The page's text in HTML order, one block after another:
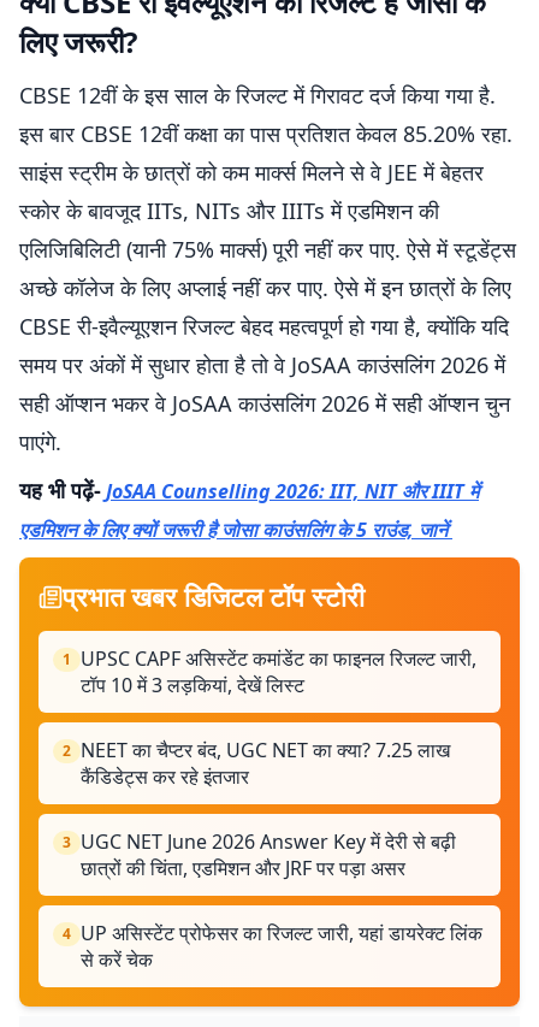
लिए जरूरी?
CBSE 12वीं के इस साल के रिजल्ट में गिरावट दर्ज किया गया है.
इस बार CBSE 12वीं कक्षा का पास प्रतिशत केवल 85.20% रहा.
साइंस स्ट्रीम के छात्रों को कम मार्क्स मिलने से वे JEE में बेहतर
स्कोर के बावजूद IITs, NITs और IIITs में एडमिशन की
एलिजिबिलिटी (यानी 75% मार्क्स) पूरी नहीं कर पाए. ऐसे में स्टूडेंट्स
अच्छे कॉलेज के लिए अप्लाई नहीं कर पाए. ऐसे में इन छात्रों के लिए
CBSE री-इवैल्यूएशन रिजल्ट बेहद महत्वपूर्ण हो गया है, क्योंकि यदि
समय पर अंकों में सुधार होता है तो वे JoSAA काउंसलिंग 2026 में
सही ऑप्शन भकर वे JoSAA काउंसलिंग 2026 में सही ऑप्शन चुन
पाएंगे.
यह भी पढ़ें-JoSAA Counselling 2026: IIT, NIT और IIIT में
एडमिशन के लिए क्यों जरूरी है जोसा काउंसलिंग के 5 राउंड, जानें
प्रभात खबर डिजिटल टॉप स्टोरी
1
UPSC CAPF असिस्टेंट कमांडेंट का फाइनल रिजल्ट जारी,
टॉप 10 में 3 लड़कियां, देखें लिस्ट
2 NEET का चैप्टर बंद, UGC NET का क्या? 7.25 लाख
कैंडिडेट्स कर रहे इंतजार
3 UGC NET June 2026 Answer Key में देरी से बढ़ी
छात्रों की चिंता, एडमिशन और JRF पर पड़ा असर
4 UP असिस्टेंट प्रोफेसर का रिजल्ट जारी, यहां डायरेक्ट लिंक
से करें चेक